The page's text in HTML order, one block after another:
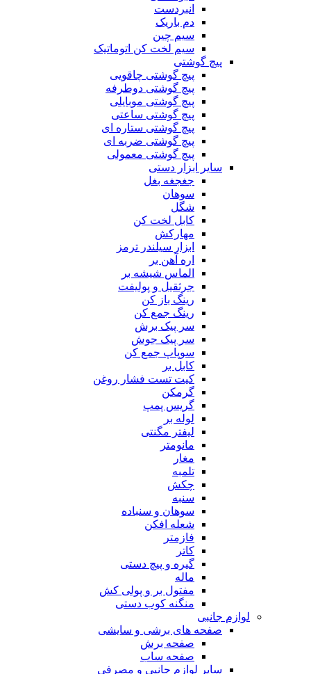
انبردست
دم باریک
سیم چین
سیم لخت کن اتوماتیک
پیچ گوشتی
پیچ گوشتی چاقویی
پیچ گوشتی دوطرفه
پیچ گوشتی موبایلی
پیچ گوشتی ساعتی
پیچ گوشتی ستاره ای
پیچ گوشتی ضربه ای
پیچ گوشتی معمولی
سایر ابزار دستی
جغجغه بغل
سوهان
شگل
کابل لخت کن
مهارکش
ابزار سیلندر ترمز
اره آهن بر
الماس شیشه بر
جرثقیل و پولیفت
رینگ باز کن
رینگ جمع کن
سر پیک برش
سر پیک جوش
سوپاپ جمع کن
کابل بر
کیت تست فشار روغن
گرمکن
گریس پمپ
لوله بر
لیفتر مگنتی
مانومتر
مغار
تلمبه
چکش
سنبه
سوهان و سنباده
شعله افکن
فازمتر
کاتر
گیره و پیچ دستی
ماله
مفتول بر و پولی کش
منگنه کوب دستی
لوازم جانبی
صفحه های برشی و سایشی
صفحه برش
صفحه ساب
سایر لوازم جانبی و مصرفی